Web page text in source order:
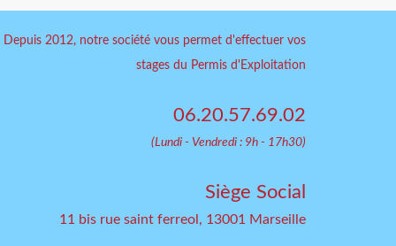
Depuis 2012, notre société vous permet d'effectuer vos
stages du Permis d'Exploitation
06.20.57.69.02
(Lundi - Vendredi : 9h - 17h30)
Siège Social
11 bis rue saint ferreol, 13001 Marseille